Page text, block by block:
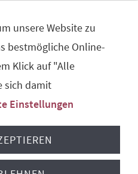
194
unsere Website zu
bestmögliche Online-
Klick auf "Alle
sich damit
Einstellungen